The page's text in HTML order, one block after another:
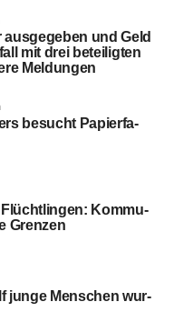
und Geld
mit drei betei­lig­ten
Meldungen
besucht Papier­fa­
Kom­mu­
Grenzen
jun­ge Men­schen wur­